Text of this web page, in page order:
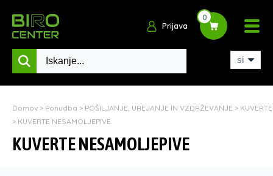
Prijava
0
Domov > Ponudba > POŠILJANJE, UREJANJE IN VZDRŽEVANJE > KUVERTE
> KUVERTE NESAMOLJEPIVE
KUVERTE NESAMOLJEPIVE